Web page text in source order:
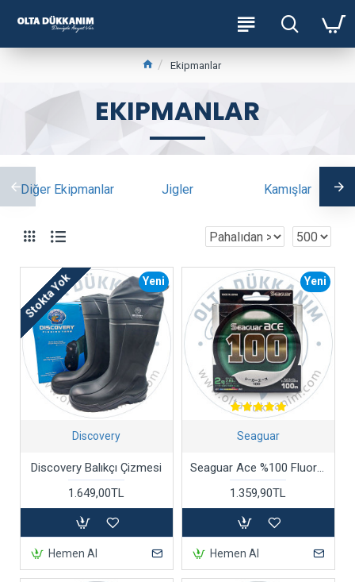
Ekipmanlar
EKIPMANLAR
Diğer Ekipmanlar Jigler Kamışlar
Yeni
Stokta Yok
Discovery
Discovery Balıkçı Çizmesi
1.649,00TL
Hemen Al
Yeni
Seaguar
Seaguar Ace %100 Fluorocarbon Misina
1.359,90TL
Hemen Al